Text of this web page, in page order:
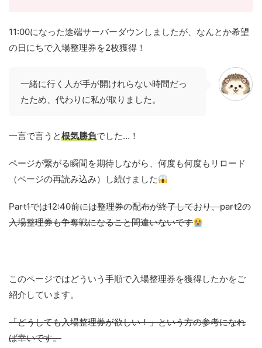
11:00になった途端サーバーダウンしましたが、なんとか希望
の日にちで入場整理券を2枚獲得！
一緒に行く人が手が開けれらない時間だっ
たため、代わりに私が取りました。
一言で言うと根気勝負でした…！
ページが繋がる瞬間を期待しながら、何度も何度もリロード
（ページの再読み込み）し続けました
Part1では12:40前には整理券の配布が終了しており、part2の
入場整理券も争奪戦になること間違いないです
このページではどういう手順で入場整理券を獲得したかをご
紹介しています。
「どうしても入場整理券が欲しい！」という方の参考になれ
ば幸いです。